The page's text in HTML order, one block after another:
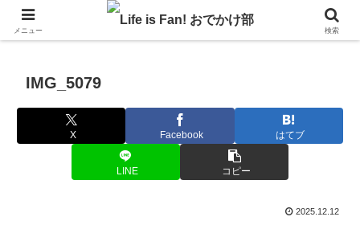
自作キャンピングカーで1年の3分の1を北海道でのんびりバンライフ♪
IMG_5079
X Facebook はてブ
LINE コピー
2025.12.12
メニュー 検索